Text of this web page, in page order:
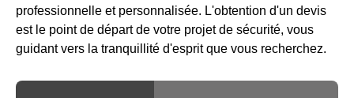
professionnelle et personnalisée. L'obtention d'un devis
est le point de départ de votre projet de sécurité, vous
guidant vers la tranquillité d'esprit que vous recherchez.